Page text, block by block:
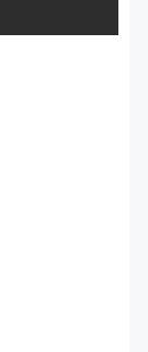
और दिनभर का